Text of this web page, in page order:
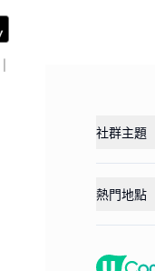
社群主題
熱門地點